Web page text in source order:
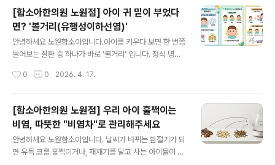
성조숙증의 관계, 그리고 성조숙증에 영향을 줄 수 있는 생
활 요인들에 대해 알아보고, 한의학에서는 이를 어떤 관점
으로 관리하는지 함께 살펴보겠습니다. 성조숙증이란?성
조숙증은 또래보다 이른 시기에 2차 성징이 나타나는 상태
를 말합니다. 일반적으로 여아는 만 8세 이전, 남아는 만 9
를 들어 여아의 유방 발달이 빠르게 진행되거나, 남아의 고
[함소아한의원 노원점] 아이 귀 밑이 부었다
면? '볼거리(유행성이하선염)'
안녕하세요 노원함소아입니다.아이를 키우다 보면 한 번쯤
들어보는 질환 중 하나가 바로 '볼거리' 입니다. 정식 명칭
이러스성 질환입니다.볼거리는 어떤질환인가요? 볼거리는
방울(비말) 등을 통해 전파되는 것으로 알려져 있습니다.감
염 후 바로 증상이 나타나는 것이 아니라, 보통 약 2-3주
정도의 잠복기를 거친 뒤 증상이 시작됩니다. 이때문에 감
염 경로를 정확리 알기 어려운 경우도 많습니다. 또한 일정
기간 동안 다른 사람에게 전파될 수 있어 집단생활(어린이
0 0 2026. 4. 17.
[함소아한의원 노원점] 우리 아이 훌쩍이는
비염, 따뜻한 "비염차"로 관리해주세요
안녕하세요 노원함소아입니다. 날씨가 바뀌는 환절기가 되
면 유독 코를 훌쩍이거나, 재채기를 달고 사는 아이들이 많